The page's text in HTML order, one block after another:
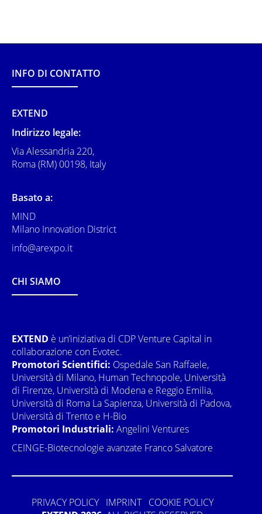
INFO DI CONTATTO
EXTEND
Indirizzo legale:
Via Alessandria 220,
Roma (RM) 00198, Italy
Basato a:
MIND
Milano Innovation District
info@arexpo.it
CHI SIAMO
EXTEND è un’iniziativa di CDP Venture Capital in
collaborazione con Evotec.
Promotori Scientifici: Ospedale San Raffaele,
Università di Milano, Human Technopole, Università
di Firenze, Università di Modena e Reggio Emilia,
Università di Roma La Sapienza, Università di Padova,
Università di Trento e H-Bio
Promotori Industriali: Angelini Ventures
CEINGE-Biotecnologie avanzate Franco Salvatore
PRIVACY POLICY IMPRINT
COOKIE POLICY